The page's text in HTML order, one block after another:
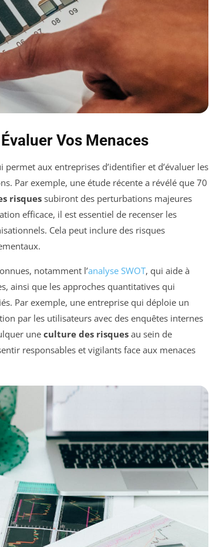
Vos Menaces
aux entreprises d’identifier et d’évaluer les
Par exemple, une étude récente a révélé que 70
risquessubiront des perturbations majeures
efficace, il est essentiel de recenser les
Cela peut inclure des risques
notamment l’analyse SWOT, qui aide à
ainsi que les approches quantitatives qui
Par exemple, une entreprise qui déploie un
par les utilisateurs avec des enquêtes internes
uneculture des risques au sein de
responsables et vigilants face aux menaces